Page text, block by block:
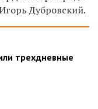
Дубровский.
трехдневные